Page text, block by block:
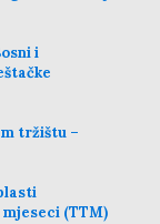
i
tržištu –
(TTM)